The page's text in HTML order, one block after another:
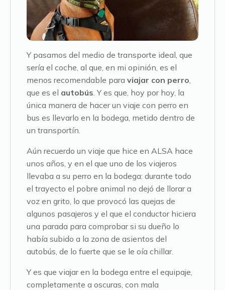
Y pasamos del medio de transporte ideal, que
sería el coche, al que, en mi opinión, es el
menos recomendable para viajar con perro
que es el autobús . Y es que, hoy por hoy, la
única manera de hacer un viaje con perro en
bus es llevarlo en la bodega, metido dentro de
un transportín.
Aún recuerdo un viaje que hice en ALSA hace
unos años, y en el que uno de los viajeros
llevaba a su perro en la bodega: durante todo
el trayecto el pobre animal no dejó de llorar a
voz en grito, lo que provocó las quejas de
algunos pasajeros y el que el conductor hiciera
una parada para comprobar si su dueño lo
había subido a la zona de asientos del
autobús, de lo fuerte que se le oía chillar.
Y es que viajar en la bodega entre el equipaje,
completamente a oscuras, con mala